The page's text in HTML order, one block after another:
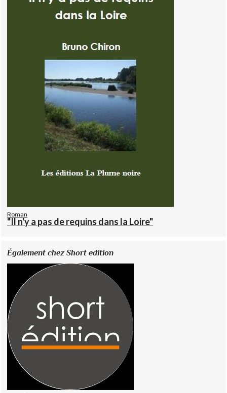
Roman
"Il n'y a pas de requins dans la Loire"
Également chez Short edition